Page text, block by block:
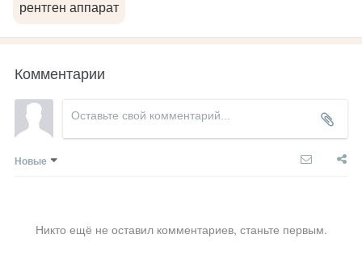
рентген аппарат
Комментарии
Новые
Никто ещё не оставил комментариев, станьте первым.